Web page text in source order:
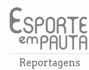
Reportagens